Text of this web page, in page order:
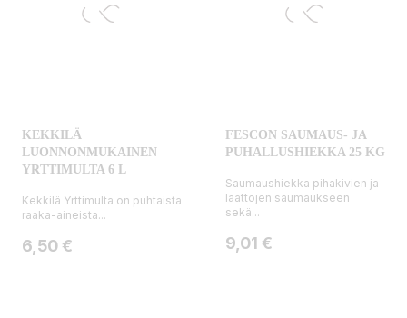
KEKKILÄ
LUONNONMUKAINEN
YRTTIMULTA 6 L
Kekkilä Yrttimulta on puhtaista
raaka-aineista...
Hinta
6,50 €
FESCON SAUMAUS- JA
PUHALLUSHIEKKA 25 KG
Saumaushiekka pihakivien ja
laattojen saumaukseen
sekä...
Hinta
9,01 €